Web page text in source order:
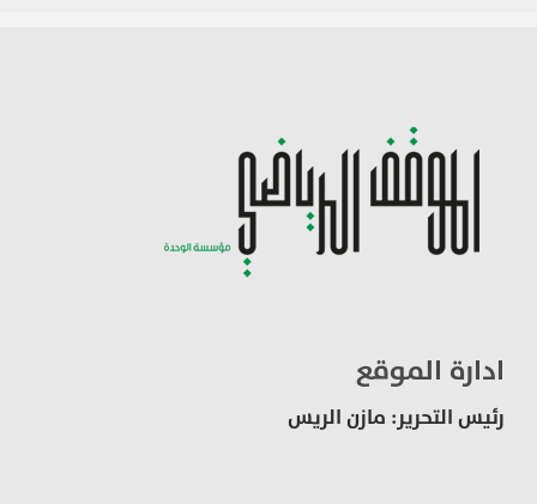
ادارة الموقع
رئيس التحرير: مازن الريس